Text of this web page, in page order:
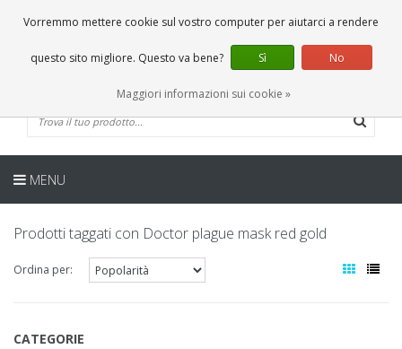
0 Articoli
IT
MENU
Prodotti taggati con Doctor plague mask red gold
Ordina per:
CATEGORIE
Vorremmo mettere cookie sul vostro computer per aiutarci a rendere
questo sito migliore. Questo va bene? Sì No
Maggiori informazioni sui cookie »